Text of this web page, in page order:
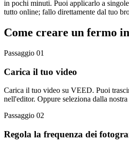
in pochi minuti. Puoi applicarlo a
tutto online; fallo direttamente dal tuo
Come creare un fermo
Passaggio 01
Carica il tuo video
Carica il tuo video su VEED. Puoi
nell'editor. Oppure seleziona dalla
Passaggio 02
Regola la frequenza dei